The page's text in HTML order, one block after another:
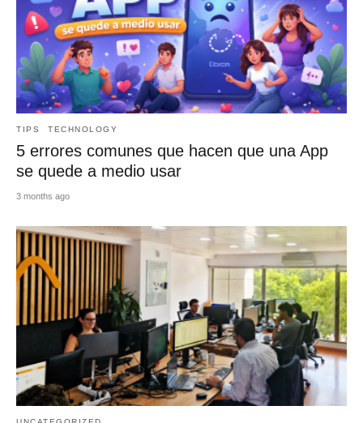
TIPS TECHNOLOGY
5 errores comunes que hacen que una App
se quede a medio usar
3 months ago